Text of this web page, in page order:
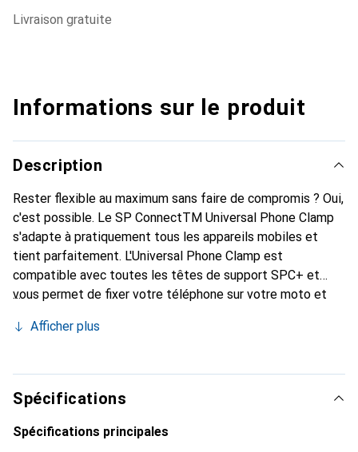
livraison gratuite
Informations sur le produit
Description
Rester flexible au maximum sans faire de compromis ? Oui,
c'est possible. Le SP ConnectTM Universal Phone Clamp
s'adapte à pratiquement tous les appareils mobiles et
tient parfaitement. L'Universal Phone Clamp est
compatible avec toutes les têtes de support SPC+ et
vous permet de fixer votre téléphone sur votre moto et
vous avez prévu : Votre prochaine aventure peut arriver.
d'une solution de montage de smartphone de haute qualité
sur votre guidon. Le Moto Mount LT peut être monté sur
des guidons standard ou oversize de 2,22 / 2,54 / 2,86 /
3,17 cm de diamètre ou 0,875 / 1,0 / 1,125 / 1,25 pouces
Afficher plus
Spécifications
Spécifications principales